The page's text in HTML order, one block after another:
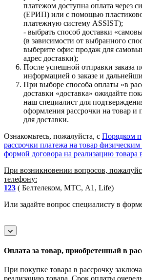
платежом доступна оплата через
(ЕРИП) или с помощью
платежную систему ASSIST);
- выбрать способ доставки
(в зависимости от выбранного
выберите офис продаж для
адрес доставки);
После успешной отправки заказа
информацией о заказе и
При выборе способа оплаты «в
доставки «доставка» ожидайте
наш специалист для
оформления рассрочки на товар и
для доставки.
Ознакомьтесь, пожалуйста, с Порядком
рассрочки платежа на товар
формой договора на реализацию товара
При возникновении вопросов,
телефону:
123 ( Белтелеком, МТС, A1, Life)
Или задайте вопрос специалисту в
Оплата за товар, приобретенный в
При покупке товара в рассрочку
реализацию товара. Срок оплаты